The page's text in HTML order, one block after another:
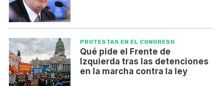
PROTESTAS EN EL CONGRESO
Qué pide el Frente de
Izquierda tras las detenciones
en la marcha contra la ley